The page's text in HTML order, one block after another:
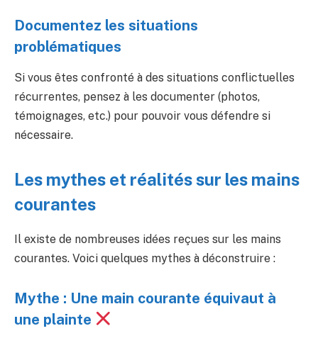
Documentez les situations
problématiques
Si vous êtes confronté à des situations conflictuelles
récurrentes, pensez à les documenter (photos,
témoignages, etc.) pour pouvoir vous défendre si
nécessaire.
Les mythes et réalités sur les mains
courantes
Il existe de nombreuses idées reçues sur les mains
courantes. Voici quelques mythes à déconstruire :
Mythe : Une main courante équivaut à
une plainte